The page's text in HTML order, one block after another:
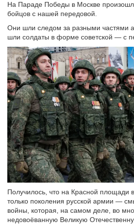
На Параде Победы в Москве
бойцов с нашей передовой.
Они шли следом за разными частями
шли солдаты в форме советской — с
Получилось, что на Красной площади
только поколения русской армии —
войны, которая, на самом деле, во
недовоёванную Великую